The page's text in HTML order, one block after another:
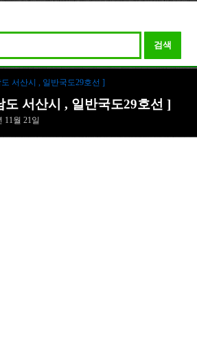
검색
서산시 , 일반국도29호선 ]
도 서산시 , 일반국도29호선 ]
11월 21일